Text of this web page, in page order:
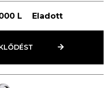
L Eladott